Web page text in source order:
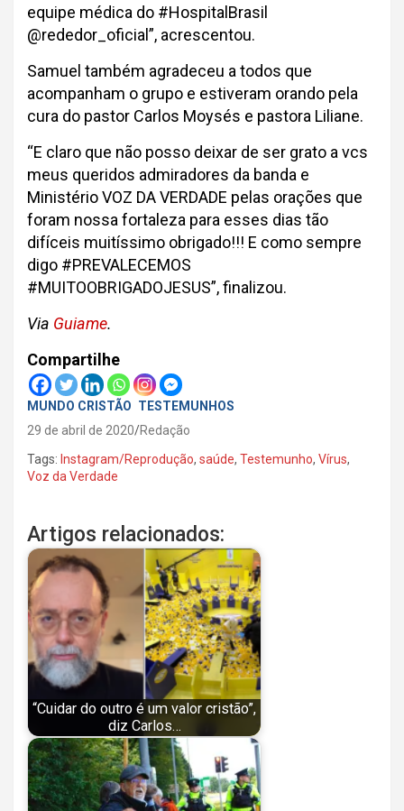
equipe médica do #HospitalBrasil
@rededor_oficial”, acrescentou.
Samuel também agradeceu a todos que
acompanham o grupo e estiveram orando pela
cura do pastor Carlos Moysés e pastora Liliane.
“E claro que não posso deixar de ser grato a vcs
meus queridos admiradores da banda e
Ministério VOZ DA VERDADE pelas orações que
foram nossa fortaleza para esses dias tão
difíceis muitíssimo obrigado!!! E como sempre
digo #PREVALECEMOS
#MUITOOBRIGADOJESUS”, finalizou.
Via Guiame.
Compartilhe
MUNDO CRISTÃO TESTEMUNHOS
29 de abril de 2020 Redação
Tags: Instagram/Reprodução, saúde, Testemunho, Vírus,
Voz da Verdade
Artigos relacionados:
“Cuidar do outro é um valor cristão”,
diz Carlos…